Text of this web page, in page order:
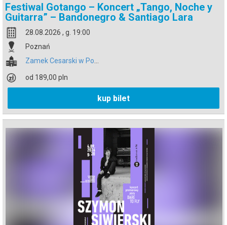
Festiwal Gotango – Koncert „Tango, Noche y
Guitarra” – Bandonegro & Santiago Lara
28.08.2026 , g. 19:00
Poznań
od 189,00 pln
kup bilet